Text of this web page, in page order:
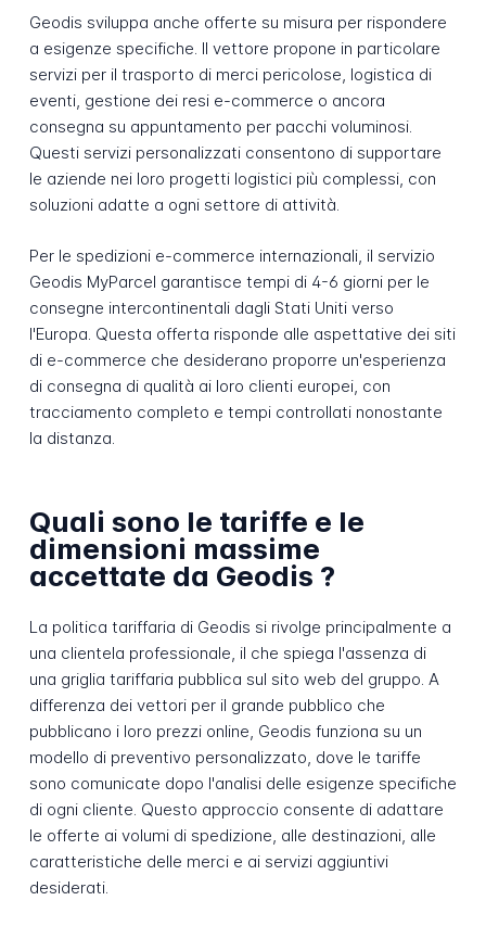
Geodis sviluppa anche offerte su misura per rispondere
a esigenze specifiche. Il vettore propone in particolare
servizi per il trasporto di merci pericolose, logistica di
eventi, gestione dei resi e-commerce o ancora
consegna su appuntamento per pacchi voluminosi.
Questi servizi personalizzati consentono di supportare
le aziende nei loro progetti logistici più complessi, con
soluzioni adatte a ogni settore di attività.
Per le spedizioni e-commerce internazionali, il servizio
Geodis MyParcel garantisce tempi di 4-6 giorni per le
consegne intercontinentali dagli Stati Uniti verso
l'Europa. Questa offerta risponde alle aspettative dei siti
di e-commerce che desiderano proporre un'esperienza
di consegna di qualità ai loro clienti europei, con
tracciamento completo e tempi controllati nonostante
la distanza.
Quali sono le tariffe e le
dimensioni massime
accettate da Geodis ?
La politica tariffaria di Geodis si rivolge principalmente a
una clientela professionale, il che spiega l'assenza di
una griglia tariffaria pubblica sul sito web del gruppo. A
differenza dei vettori per il grande pubblico che
pubblicano i loro prezzi online, Geodis funziona su un
modello di preventivo personalizzato, dove le tariffe
sono comunicate dopo l'analisi delle esigenze specifiche
di ogni cliente. Questo approccio consente di adattare
le offerte ai volumi di spedizione, alle destinazioni, alle
caratteristiche delle merci e ai servizi aggiuntivi
desiderati.